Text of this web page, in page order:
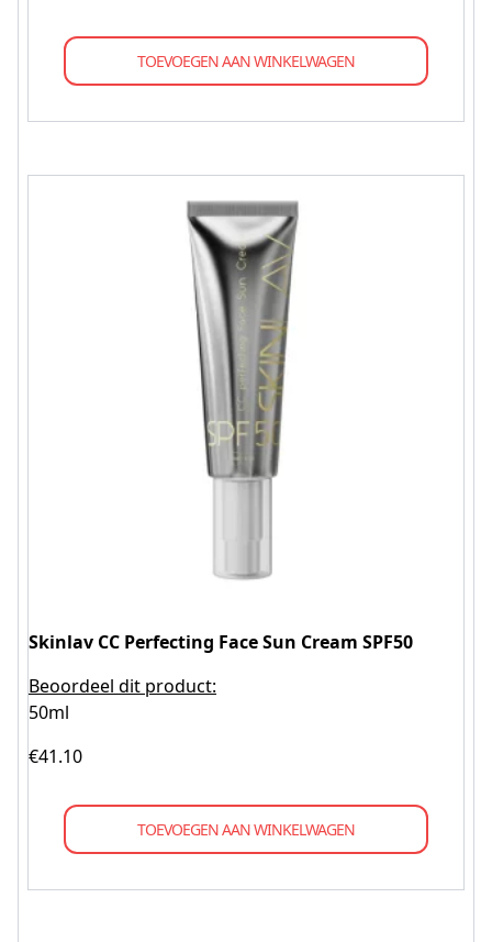
TOEVOEGEN AAN WINKELWAGEN
Skinlav CC Perfecting Face Sun Cream SPF50
Beoordeel dit product:
50ml
€41.10
TOEVOEGEN AAN WINKELWAGEN